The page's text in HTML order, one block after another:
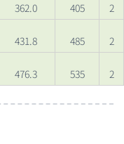
362.0 405 2
431.8 485 2
476.3 535 2